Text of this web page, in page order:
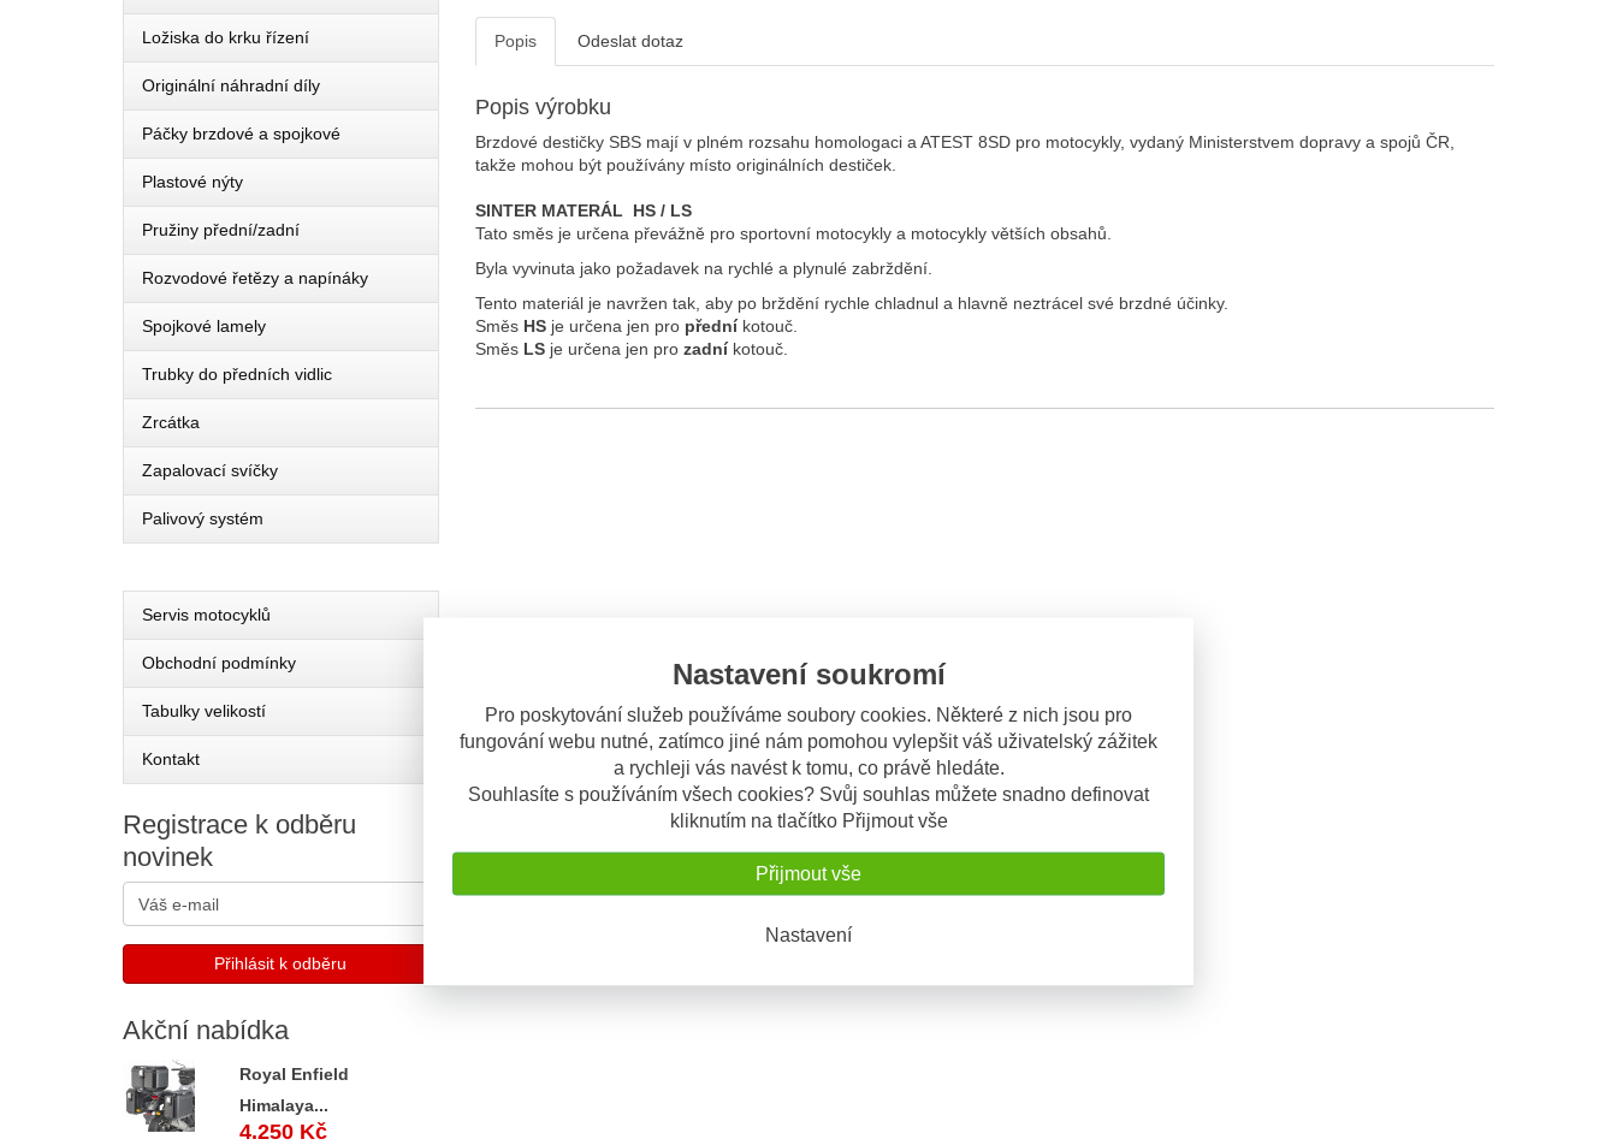
Nastavení soukromí
Pro poskytování služeb používáme soubory cookies. Některé z nich jsou pro
fungování webu nutné, zatímco jiné nám pomohou vylepšit váš uživatelský zážitek
a rychleji vás navést k tomu, co právě hledáte.
Souhlasíte s používáním všech cookies? Svůj souhlas můžete snadno definovat
kliknutím na tlačítko Přijmout vše
Přijmout vše
Nastavení
Popis Odeslat dotaz
Popis výrobku
Brzdové destičky SBS mají v plném rozsahu homologaci a ATEST 8SD pro motocykly, vydaný Ministerstvem dopravy a spojů ČR,
takže mohou být používány místo originálních destiček.
SINTER MATERÁL HS / LS
Tato směs je určena převážně pro sportovní motocykly a motocykly větších obsahů.
Byla vyvinuta jako požadavek na rychlé a plynulé zabrždění.
Tento materiál je navržen tak, aby po brždění rychle chladnul a hlavně neztrácel své brzdné účinky.
Směs HSje určena jen pro předníkotouč.
Směs LSje určena jen pro zadníkotouč.
Ložiska do krku řízení
Originální náhradní díly
Páčky brzdové a spojkové
Plastové nýty
Pružiny přední/zadní
Rozvodové řetězy a napínáky
Spojkové lamely
Trubky do předních vidlic
Zrcátka
Zapalovací svíčky
Palivový systém
Servis motocyklů
Obchodní podmínky
Tabulky velikostí
Kontakt
Registrace k odběru
novinek
Akční nabídka
Royal Enfield
Himalaya...
4.250 Kč